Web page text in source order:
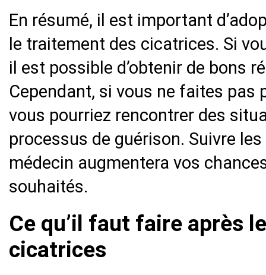
En résumé, il est important
le traitement des cicatrices. Si
il est possible d’obtenir de bons
Cependant, si vous ne faites pas
vous pourriez rencontrer des
processus de guérison. Suivre
médecin augmentera vos
souhaités.
Ce qu’il faut faire après
cicatrices